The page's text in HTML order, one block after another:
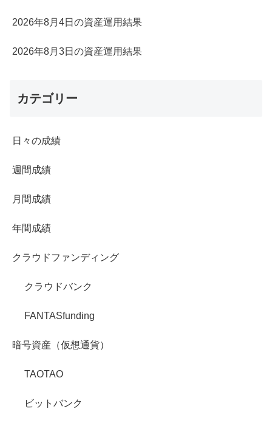
2026年8月4日の資産運用結果
2026年8月3日の資産運用結果
カテゴリー
日々の成績
週間成績
月間成績
年間成績
クラウドファンディング
クラウドバンク
FANTASfunding
暗号資産（仮想通貨）
TAOTAO
ビットバンク